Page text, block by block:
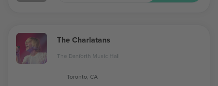
The Charlatans
The Danforth Music Hall
Toronto, CA